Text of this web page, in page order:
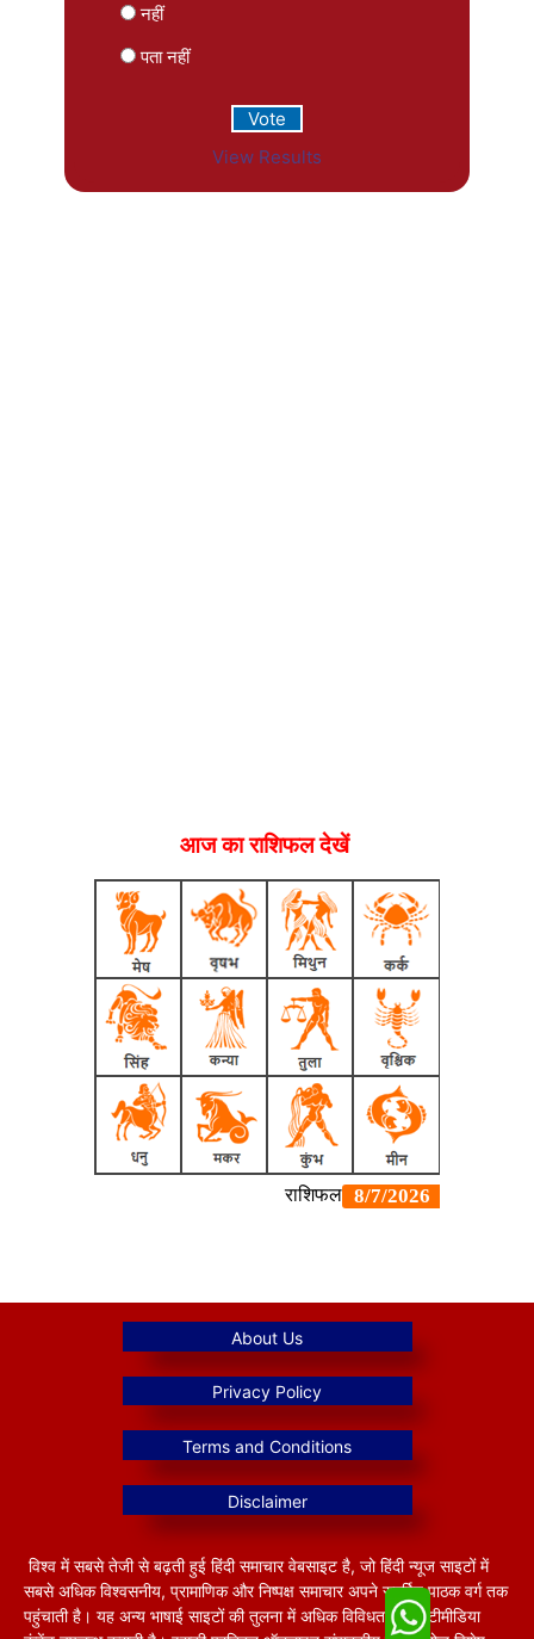
नहीं
पता नहीं
View Results
आज का राशिफल देखें
विश्व में सबसे तेजी से बढ़ती हुई हिंदी समाचार वेबसाइट है, जो हिंदी न्यूज साइटों में
सबसे अधिक विश्वसनीय, प्रामाणिक और निष्पक्ष समाचार अपने समर्पित पाठक वर्ग तक
पहुंचाती है। यह अन्य भाषाई साइटों की तुलना में अधिक विविधतापूर्ण मल्टीमीडिया